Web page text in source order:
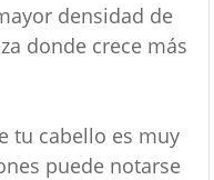
densidad de
donde crece más
tu cabello es muy
puede notarse